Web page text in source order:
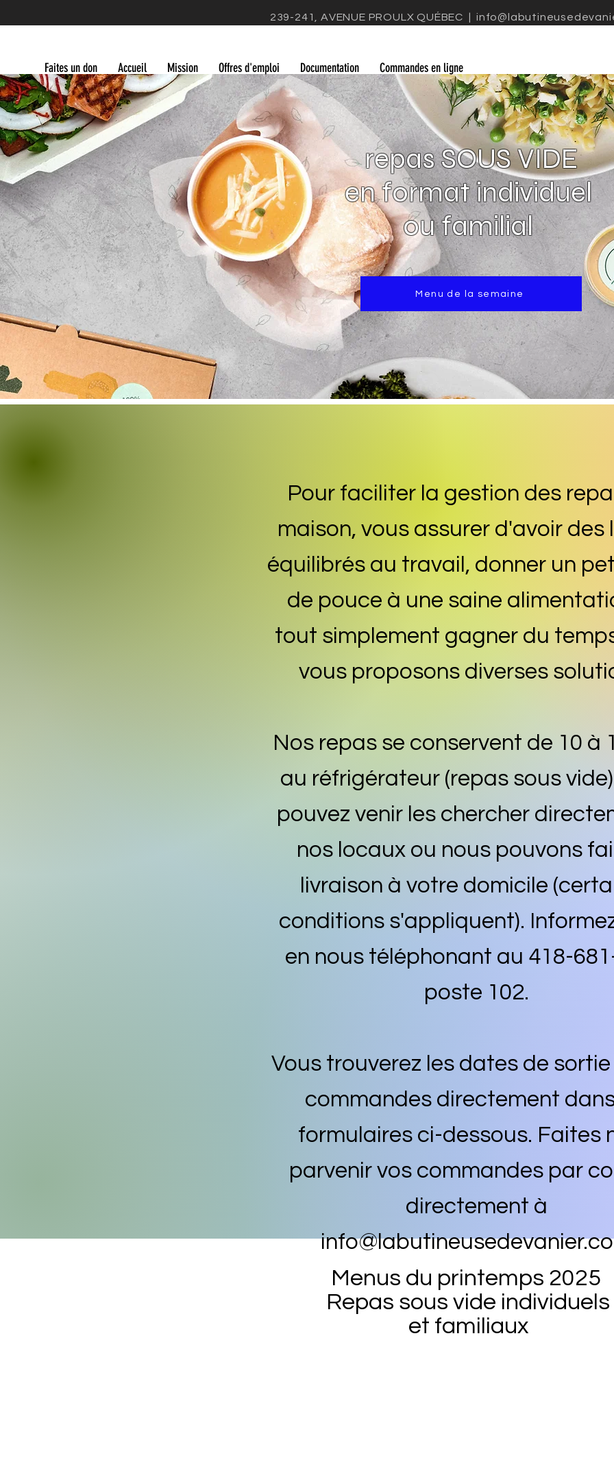
Faites un don Accueil Mission Offres d'emploi Documentation Commandes en ligne
239-241, AVENUE PROULX QUÉBEC |
repas SOUS VIDE
en format individuel
ou familial
Menu de la semaine
Pour faciliter la gestion des
maison, vous assurer d'avoir des
équilibrés au travail, donner un
de pouce à une saine
tout simplement gagner du
vous proposons diverses
Nos repas se conservent de 10 à
au réfrigérateur (repas sous
pouvez venir les chercher
nos locaux ou nous pouvons
livraison à votre domicile
conditions s'appliquent).
en nous téléphonant au 418-
poste 102.
Vous trouverez les dates de
commandes directement
formulaires ci-dessous. Faites
parvenir vos commandes par
directement à
Menus du printemps 2025
Repas sous vide individuels
et familiaux